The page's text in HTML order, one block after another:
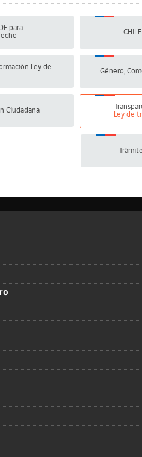
para
Ley de
Género,
Ciudadana
Ley de